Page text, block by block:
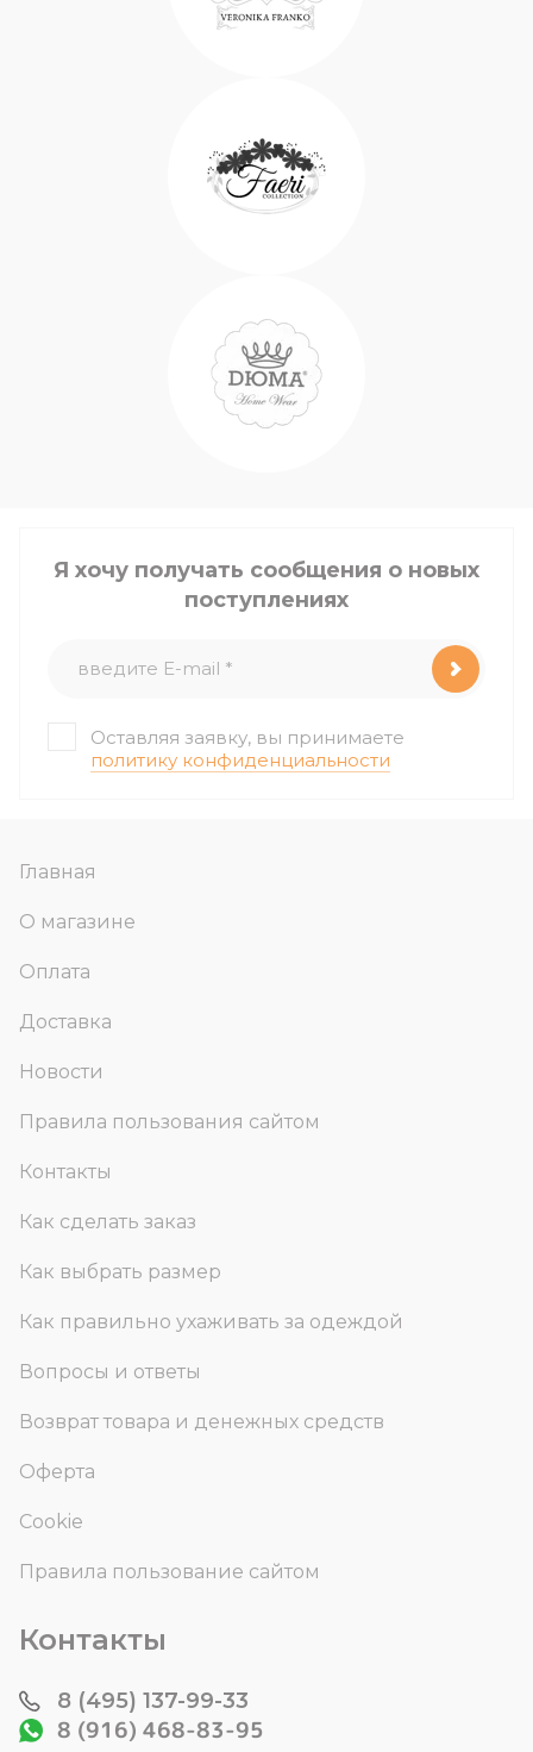
Главная
О магазине
Оплата
Доставка
Новости
Правила пользования сайтом
Контакты
Как сделать заказ
Как выбрать размер
Как правильно ухаживать за одеждой
Вопросы и ответы
Возврат товара и денежных средств
Оферта
Cookie
Правила пользование сайтом
Контакты
8 (495) 137-99-33
8 (916) 468-83-95
Я хочу получать сообщения о новых
поступлениях
Оставляя заявку, вы принимаете
политику конфиденциальности